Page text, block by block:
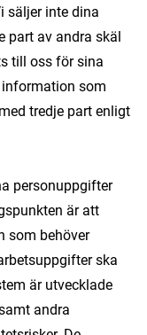
säljer inte dina
part av andra skäl
till oss för sina
som
tredje part enligt
personuppgifter
är att
som behöver
ska
är utvecklade
andra